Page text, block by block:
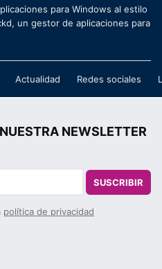
para Windows al estilo
un gestor de aplicaciones para
Actualidad Redes sociales
NEWSLETTER
SUSCRIBIR
política de privacidad